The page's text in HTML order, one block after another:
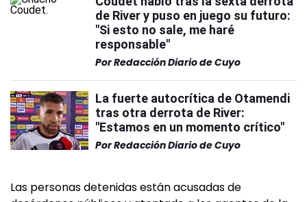
de River y puso en juego su futuro:
"Si esto no sale, me haré
responsable"
PorRedacción Diario de Cuyo
La fuerte autocrítica de Otamendi
tras otra derrota de River:
"Estamos en un momento crítico"
PorRedacción Diario de Cuyo
Las personas detenidas están acusadas de